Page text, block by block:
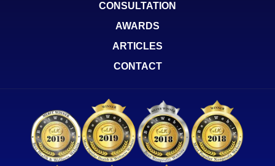
CONSULTATION
AWARDS
ARTICLES
CONTACT